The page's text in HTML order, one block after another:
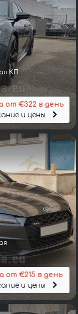
КП
от €322 в день
и цены
от €215 в день
и цены